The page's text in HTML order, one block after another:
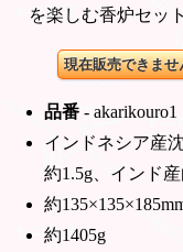
を楽しむ香炉セッ
現在販売できませ
品番 - akarikouro1
インドネシア
約1.5g、インド
約
約1405g